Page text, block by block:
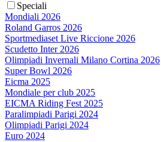
Speciali
Mondiali 2026
Roland Garros 2026
Sportmediaset Live Riccione 2026
Scudetto Inter 2026
Olimpiadi Invernali Milano Cortina 2026
Super Bowl 2026
Eicma 2025
Mondiale per club 2025
EICMA Riding Fest 2025
Paralimpiadi Parigi 2024
Olimpiadi Parigi 2024
Euro 2024